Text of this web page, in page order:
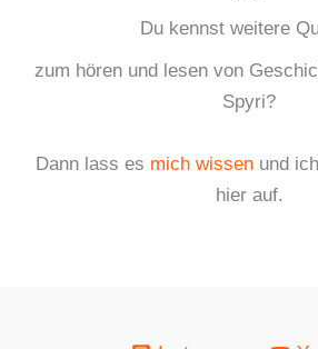
Du kennst weitere
zum hören und lesen von
Spyri?
Dann lass es mich wissen und
hier auf.